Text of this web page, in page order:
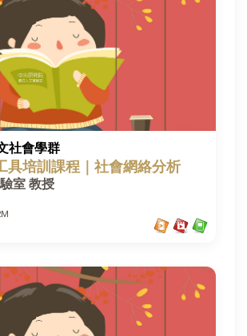
社會學群
具培訓課程｜社會網絡分析
室 教授